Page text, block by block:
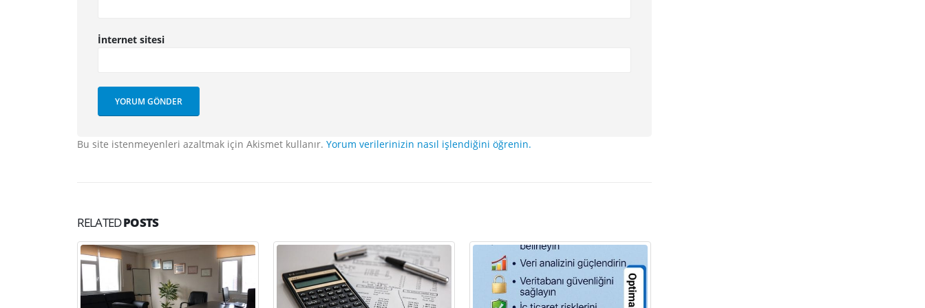
İnternet sitesi
Bu site istenmeyenleri azaltmak için Akismet kullanır. Yorum verilerinizin nasıl işlendiğini öğrenin.
RELATEDPOSTS